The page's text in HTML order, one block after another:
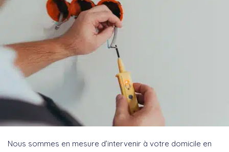
Nous sommes en mesure d’intervenir à votre domicile en